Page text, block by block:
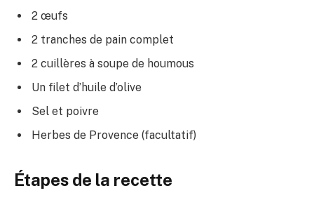
2 œufs
2 tranches de pain complet
2 cuillères à soupe de houmous
Un filet d’huile d’olive
Sel et poivre
Herbes de Provence (facultatif)
Étapes de la recette